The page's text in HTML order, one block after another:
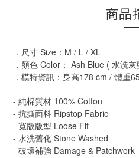
商品
．尺寸 Size：M / L / XL
．顏色 Color： Ash Blue ( 水洗灰
．模特資訊：身高178 cm / 體重
- 純棉質材 100% Cotton
- 抗撕面料 Ripstop Fabric
- 寬版版型 Loose Fit
- 水洗舊化 Stone Washed
- 破壞補強 Damage & Patchwork